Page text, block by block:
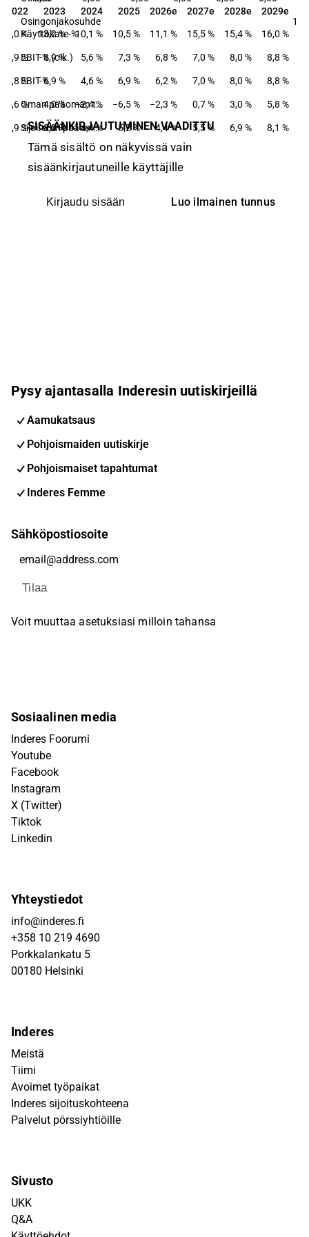
Osingonjakosuhde
2022 2023 2024 2025 2026e 2027e 2028e 2029e
2022 2023 2024 2025 2026e 2027e 2028e 2029e
Käyttökate-%
13,0 % 13,2 % 10,1 % 10,5 % 11,1 % 15,5 % 15,4 % 16,0 %
EBIT-% (oik.)
9,9 % 8,9 % 5,6 % 7,3 % 6,8 % 7,0 % 8,0 % 8,8 %
EBIT-%
7,8 % 6,9 % 4,6 % 6,9 % 6,2 % 7,0 % 8,0 % 8,8 %
Oman pääoman tuotto-%
5,6 % 4,0 % −2,4 % −6,5 % −2,3 % 0,7 % 3,0 % 5,8 %
Sijoitetun pääoman tuotto-%
11,9 % 8,5 % 4,4 % 5,2 % 4,4 % 5,5 % 6,9 % 8,1 %
SISÄÄNKIRJAUTUMINEN VAADITTU
Tämä sisältö on näkyvissä vain
sisäänkirjautuneille käyttäjille
Kirjaudu sisään Luo ilmainen tunnus
Pysy ajantasalla Inderesin uutiskirjeillä
Aamukatsaus
Pohjoismaiden uutiskirje
Pohjoismaiset tapahtumat
Inderes Femme
Sähköpostiosoite
Tilaa
Voit muuttaa asetuksiasi milloin tahansa
Sosiaalinen media
Inderes Foorumi
Youtube
Facebook
Instagram
X (Twitter)
Tiktok
Linkedin
Yhteystiedot
info@inderes.fi
+358 10 219 4690
Porkkalankatu 5
00180 Helsinki
Inderes
Meistä
Tiimi
Avoimet työpaikat
Inderes sijoituskohteena
Palvelut pörssiyhtiöille
Sivusto
UKK
Q&A